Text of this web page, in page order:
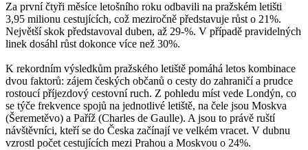
Za první čtyři měsíce letošního roku odbavili na pražském letišti
3,95 milionu cestujících, což meziročně představuje růst o 21%.
Největší skok představoval duben, až 29-%. V případě pravidelných
linek dosáhl růst dokonce více než 30%.
K rekordním výsledkům pražského letiště pomáhá letos kombinace
dvou faktorů: zájem českých občanů o cesty do zahraničí a prudce
rostoucí příjezdový cestovní ruch. Z pohledu míst vede Londýn, co
se týče frekvence spojů na jednotlivé letiště, na čele jsou Moskva
(Šeremetěvo) a Paříž (Charles de Gaulle). A jsou to právě ruští
návštěvníci, kteří se do Česka začínají ve velkém vracet. V dubnu
vzrostl počet cestujících mezi Prahou a Moskvou o 24%.